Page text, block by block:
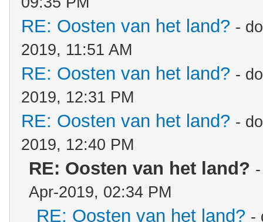
RE: Oosten van het land? -
2019, 11:51 AM
RE: Oosten van het land? -
2019, 12:31 PM
RE: Oosten van het land? -
2019, 12:40 PM
RE: Oosten van het land?
Apr-2019, 02:34 PM
RE: Oosten van het land? -